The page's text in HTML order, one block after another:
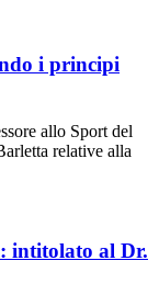
i principi
allo Sport del
relative alla
intitolato al Dr.